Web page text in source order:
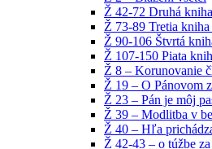
Ž 42-72 Druhá
Ž 73-89 Tretia kniha
Ž 90-106 Štvrtá
Ž 107-150 Piata
Ž 8 – Korunovanie
Ž 19 – O Pánovom
Ž 23 – Pán je môj
Ž 39 – Modlitba v
Ž 40 – Hľa
Ž 42-43 – o túžbe